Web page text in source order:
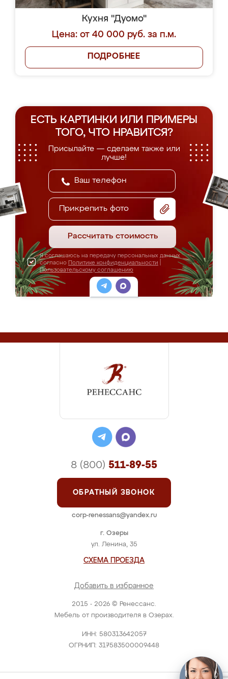
Кухня "Дуомо"
Цена: от 40 000 руб. за п.м.
ПОДРОБНЕЕ
ЕСТЬ КАРТИНКИ ИЛИ ПРИМЕРЫ
ТОГО, ЧТО НРАВИТСЯ?
Присылайте — сделаем также или
лучше!
Прикрепить фото
Рассчитать стоимость
Я соглашаюсь на передачу персональных данных
согласно Политике конфиденциальности
Пользовательскому соглашению
2015 - 2026 © Ренессанс.
Мебель от производителя в Озерах.
ИНН: 580313642057
ОГРНИП: 317583500009448
г. Озеры
ул. Ленина, 35
СХЕМА ПРОЕЗДА
Добавить в избранное
8 (800) 511-89-55
ОБРАТНЫЙ ЗВОНОК
corp-renessans@yandex.ru